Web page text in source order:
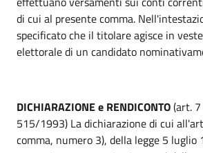
di cui al presente comma.
specificato che il titolare agisce in
elettorale di un candidato
DICHIARAZIONE e RENDICONTO(art.
515/1993) La dichiarazione di cui
comma, numero 3), della legge 5 luglio